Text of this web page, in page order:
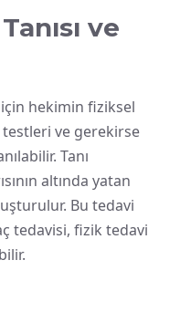
ve
için hekimin fiziksel
ve gerekirse
Tanı
altında yatan
Bu tedavi
tedavisi, fizik tedavi